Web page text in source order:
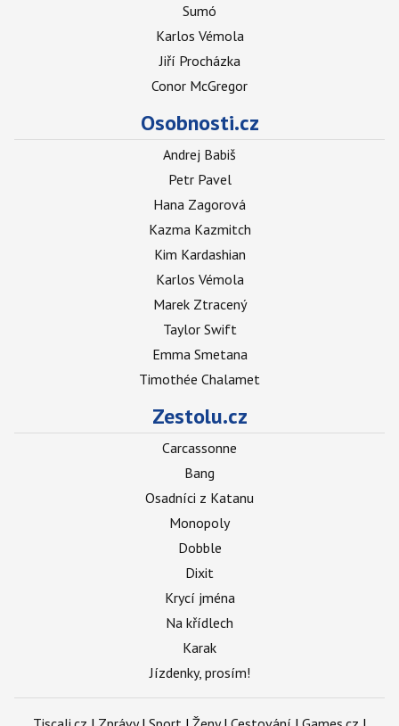
Sumó
Karlos Vémola
Jiří Procházka
Conor McGregor
Osobnosti.cz
Andrej Babiš
Petr Pavel
Hana Zagorová
Kazma Kazmitch
Kim Kardashian
Karlos Vémola
Marek Ztracený
Taylor Swift
Emma Smetana
Timothée Chalamet
Zestolu.cz
Carcassonne
Bang
Osadníci z Katanu
Monopoly
Dobble
Dixit
Krycí jména
Na křídlech
Karak
Jízdenky, prosím!